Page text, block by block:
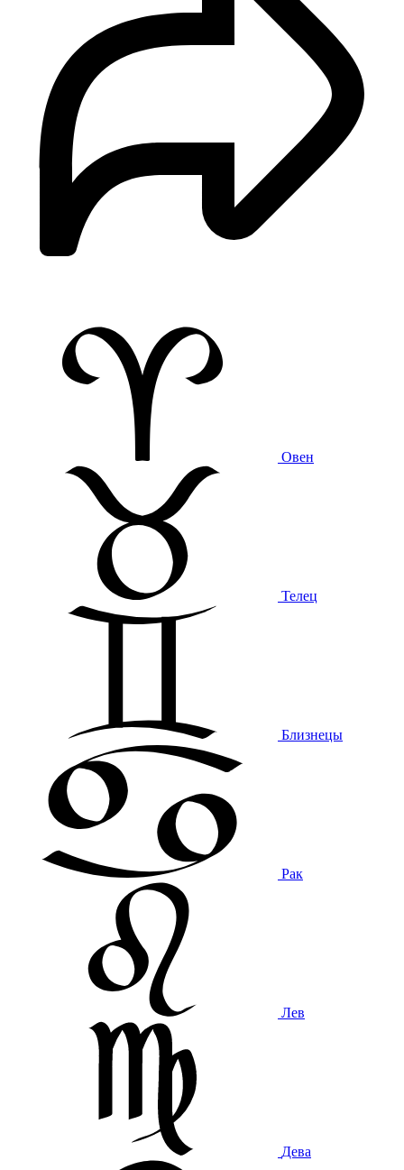
Овен
Телец
Близнецы
Рак
Лев
Дева